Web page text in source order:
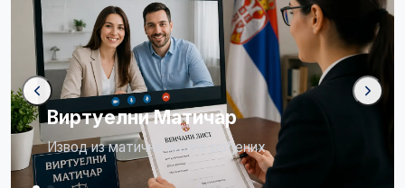
Бирачки списак
Огласна табла